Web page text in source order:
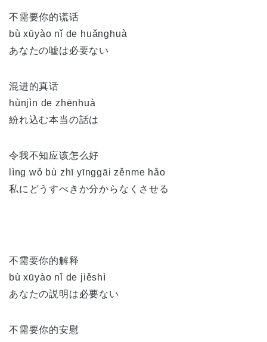
不需要你的谎话
bù xūyào nǐ de huǎnghuà
あなたの嘘は必要ない
混进的真话
hùnjìn de zhēnhuà
紛れ込む本当の話は
令我不知应该怎么好
lìng wǒ bù zhī yīnggāi zěnme hǎo
私にどうすべきか分からなくさせる
不需要你的解释
bù xūyào nǐ de jiěshì
あなたの説明は必要ない
不需要你的安慰